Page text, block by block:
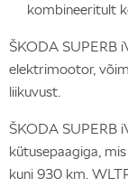
kombineeritult
ŠKODA SUPERB
elektrimootor,
liikuvust.
ŠKODA SUPERB
kütusepaagiga,
kuni 930 km.